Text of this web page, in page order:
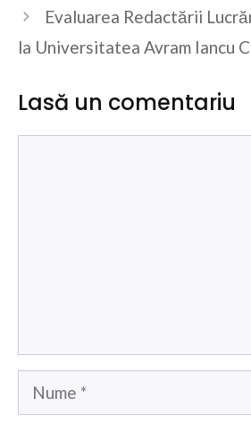
Evaluarea Redactării
la Universitatea Avram Iancu
Lasă un comentariu
Nume